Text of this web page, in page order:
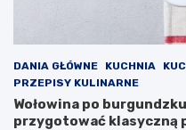
DANIA GŁÓWNE KUCHNIA
PRZEPISY KULINARNE
Wołowina po
przygotować klasyczną